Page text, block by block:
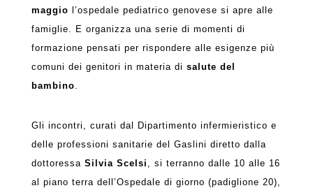
maggio l’ospedale pediatrico genovese si apre alle
famiglie. E organizza una serie di momenti di
formazione pensati per rispondere alle esigenze più
comuni dei genitori in materia di salute del
bambino
Gli incontri, curati dal Dipartimento infermieristico e
delle professioni sanitarie del Gaslini diretto dalla
dottoressa Silvia Scelsi
, si terranno dalle 10 alle 16
al piano terra dell’Ospedale di giorno (padiglione 20),